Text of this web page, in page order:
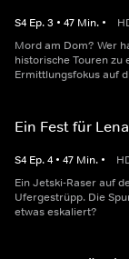
S4 Ep.3 • 47 Min. •
Mord am Dom? Wer
historische Touren zu
Ermittlungsfokus auf
Ein Fest für Lena
S4 Ep.4 • 47 Min. •
Ein Jetski-Raser auf
Ufergestrüpp. Die
etwas eskaliert?